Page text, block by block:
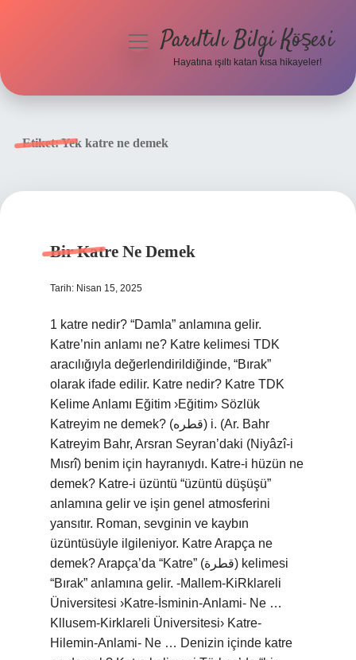
menüyüParıltılı Bilgi Köşesi
Hayatına ışıltı katan kısa hikayeler!
Etiket:Yek katre ne demek
Bir Katre Ne Demek
Tarih: Nisan 15, 2025
1 katre nedir? “Damla” anlamına gelir.
Katre’nin anlamı ne? Katre kelimesi TDK
aracılığıyla değerlendirildiğinde, “Bırak”
olarak ifade edilir. Katre nedir? Katre TDK
Kelime Anlamı Eğitim ›Eğitim› Sözlük
Katreyim ne demek? (ﻗﻄﺮﻩ) i. (Ar. Bahr
Katreyim Bahr, Arsran Seyran’daki (Niyâzî-i
Mısrî) benim için hayranıydı. Katre-i hüzün ne
demek? Katre-i üzüntü “üzüntü düşüşü”
anlamına gelir ve işin genel atmosferini
yansıtır. Roman, sevginin ve kaybın
üzüntüsüyle ilgileniyor. Katre Arapça ne
demek? Arapça’da “Katre” (قطرة) kelimesi
“Bırak” anlamına gelir. -Mallem-KiRklareli
Üniversitesi ›Katre-İsminin-Anlami- Ne …
Kllusem-Kirklareli Üniversitesi› Katre-
Hilemin-Anlami- Ne … Denizin içinde katre